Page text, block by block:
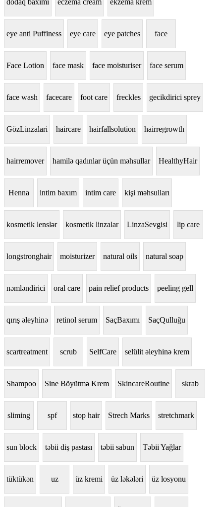
dodaq baxımı eczema cream ekzema krem
eye anti Puffiness eye care eye patches face
Face Lotion face mask face moisturiser face serum
face wash facecare foot care freckles gecikdirici sprey
GözLinzalari haircare hairfallsolution hairregrowth
hairremover hamilə qadınlar üçün məhsullar HealthyHair
Henna intim baxım intim care kişi məhsulları
kosmetik lenslər kosmetik linzalar LinzaSevgisi lip care
longstronghair moisturizer natural oils natural soap
nəmləndirici oral care pain relief products peeling gell
qırış əleyhinə retinol serum SaçBaxımı SaçQulluğu
scartreatment scrub SelfCare selülit əleyhinə krem
Shampoo Sine Böyütmə Krem SkincareRoutine skrab
sliming spf stop hair Strech Marks stretchmark
sun block təbii diş pastası təbii sabun Təbii Yağlar
tüktükən uz üz kremi üz ləkələri üz losyonu